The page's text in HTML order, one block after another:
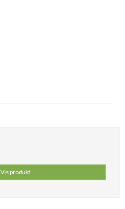
Vis produkt